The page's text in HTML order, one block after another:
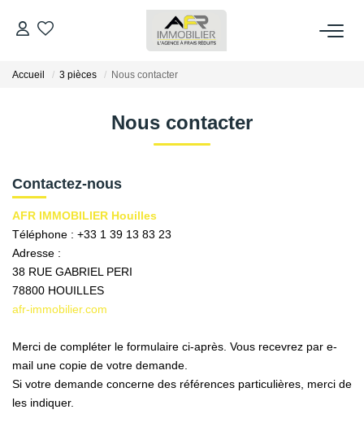
ACHETER
LOUER
FAIRE GÉRER
NOS AGENCES
AFR IMMOBILIER Bezons
AFR IMMOBILIER Carrières-Sur-Seine
AFR IMMOBILIER Chatou - Location | Gestion | Syndic
Accueil 3 pièces Nous contacter
Nous contacter
Contactez-nous
AFR IMMOBILIER Houilles
Téléphone : +33 1 39 13 83 23
Adresse :
38 RUE GABRIEL PERI
78800 HOUILLES
afr-immobilier.com
Merci de compléter le formulaire ci-après. Vous recevrez par e-
mail une copie de votre demande.
Si votre demande concerne des références particulières, merci de
les indiquer.